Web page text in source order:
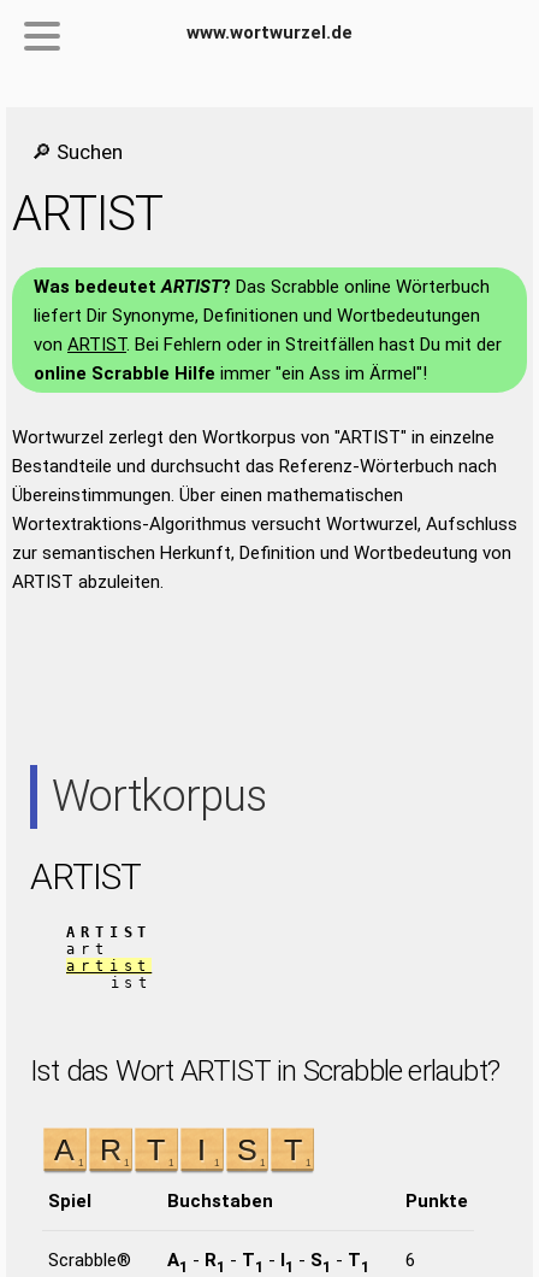
www.wortwurzel.de
🔎 Suchen
ARTIST
Was bedeutetARTIST? Das Scrabble online Wörterbuch
liefert Dir Synonyme, Definitionen und Wortbedeutungen
von ARTIST. Bei Fehlern oder in Streitfällen hast Du mit der
online Scrabble Hilfe immer "ein Ass im Ärmel"!
Wortwurzel zerlegt den Wortkorpus von "ARTIST" in einzelne
Bestandteile und durchsucht das Referenz-Wörterbuch nach
Übereinstimmungen. Über einen mathematischen
Wortextraktions-Algorithmus versucht Wortwurzel, Aufschluss
zur semantischen Herkunft, Definition und Wortbedeutung von
ARTIST abzuleiten.
Wortkorpus
ARTIST
ARTIST
art
artist
ist
Ist das Wort ARTIST in Scrabble erlaubt?
Spiel Buchstaben Punkte
Scrabble® A1 - R1 - T1 - I1 - S1 - T1 6